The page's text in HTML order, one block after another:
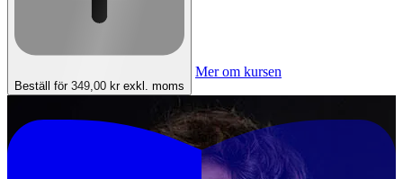
Beställ för 349,00 kr exkl. moms
Mer om kursen